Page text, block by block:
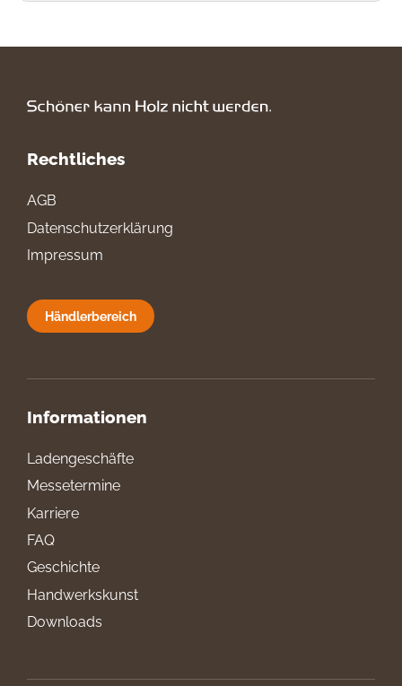
Rechtliches
AGB
Datenschutzerklärung
Impressum
Händlerbereich
Informationen
Ladengeschäfte
Messetermine
Karriere
FAQ
Geschichte
Handwerkskunst
Downloads